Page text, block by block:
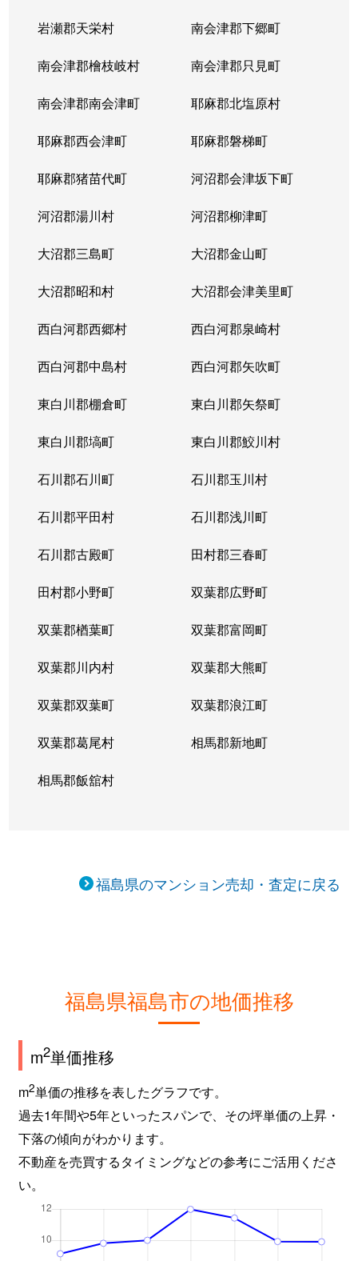
岩瀬郡天栄村 南会津郡下郷町
南会津郡檜枝岐村 南会津郡只見町
南会津郡南会津町 耶麻郡北塩原村
耶麻郡西会津町 耶麻郡磐梯町
耶麻郡猪苗代町 河沼郡会津坂下町
河沼郡湯川村 河沼郡柳津町
大沼郡三島町 大沼郡金山町
大沼郡昭和村 大沼郡会津美里町
西白河郡西郷村 西白河郡泉崎村
西白河郡中島村 西白河郡矢吹町
東白川郡棚倉町 東白川郡矢祭町
東白川郡塙町 東白川郡鮫川村
石川郡石川町 石川郡玉川村
石川郡平田村 石川郡浅川町
石川郡古殿町 田村郡三春町
田村郡小野町 双葉郡広野町
双葉郡楢葉町 双葉郡富岡町
双葉郡川内村 双葉郡大熊町
双葉郡双葉町 双葉郡浪江町
双葉郡葛尾村 相馬郡新地町
相馬郡飯舘村
福島県のマンション売却・査定に戻る
福島県福島市の地価推移
m2単価推移
m2単価の推移を表したグラフです。
過去1年間や5年といったスパンで、その坪単価の上昇・
下落の傾向がわかります。
不動産を売買するタイミングなどの参考にご活用くださ
い。